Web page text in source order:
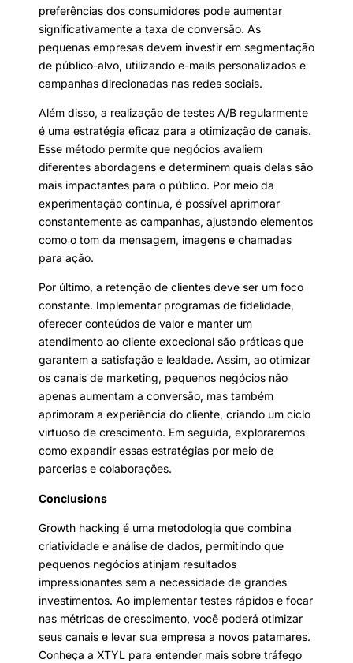
preferências dos consumidores pode aumentar
significativamente a taxa de conversão. As
pequenas empresas devem investir em segmentação
de público-alvo, utilizando e-mails personalizados e
campanhas direcionadas nas redes sociais.
Além disso, a realização de testes A/B regularmente
é uma estratégia eficaz para a otimização de canais.
Esse método permite que negócios avaliem
diferentes abordagens e determinem quais delas são
mais impactantes para o público. Por meio da
experimentação contínua, é possível aprimorar
constantemente as campanhas, ajustando elementos
como o tom da mensagem, imagens e chamadas
para ação.
Por último, a retenção de clientes deve ser um foco
constante. Implementar programas de fidelidade,
oferecer conteúdos de valor e manter um
atendimento ao cliente excecional são práticas que
garantem a satisfação e lealdade. Assim, ao otimizar
os canais de marketing, pequenos negócios não
apenas aumentam a conversão, mas também
aprimoram a experiência do cliente, criando um ciclo
virtuoso de crescimento. Em seguida, exploraremos
como expandir essas estratégias por meio de
parcerias e colaborações.
Conclusions
Growth hacking é uma metodologia que combina
criatividade e análise de dados, permitindo que
pequenos negócios atinjam resultados
impressionantes sem a necessidade de grandes
investimentos. Ao implementar testes rápidos e focar
nas métricas de crescimento, você poderá otimizar
seus canais e levar sua empresa a novos patamares.
Conheça a XTYL para entender mais sobre tráfego